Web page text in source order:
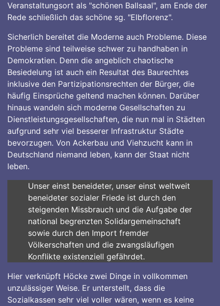
Veranstaltungsort als "schönen Ballsaal", am Ende der
Rede schließlich das schöne sg. "Elbflorenz".
Sicherlich bereitet die Moderne auch Probleme. Diese
Probleme sind teilweise schwer zu handhaben in
Demokratien. Denn die angeblich chaotische
Besiedelung ist auch ein Resultat des Baurechtes
inklusive den Partizipationsrechten der Bürger, die
häufig Einsprüche geltend machen können. Darüber
hinaus wandeln sich moderne Gesellschaften zu
Dienstleistungsgesellschaften, die nun mal in Städten
aufgrund sehr viel besserer Infrastruktur Städte
bevorzugen. Von Ackerbau und Viehzucht kann in
Deutschland niemand leben, kann der Staat nicht
leben.
Unser einst beneideter, unser einst weltweit
beneideter sozialer Friede ist durch den
steigenden Missbrauch und die Aufgabe der
national begrenzten Solidargemeinschaft
sowie durch den Import fremder
Völkerschaften und die zwangsläufigen
Konflikte existenziell gefährdet.
Hier verknüpft Höcke zwei Dinge in vollkommen
unzulässiger Weise. Er unterstellt, dass die
Sozialkassen sehr viel voller wären, wenn es keine